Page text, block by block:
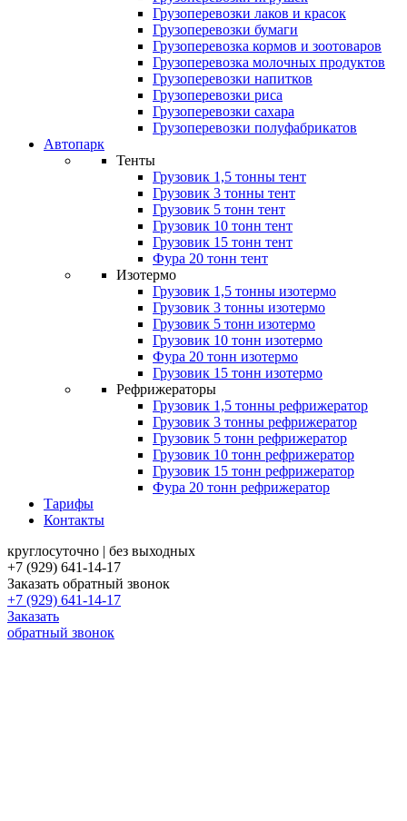
Грузоперевозки лаков и красок
Грузоперевозки бумаги
Грузоперевозка кормов и зоотоваров
Грузоперевозка молочных продуктов
Грузоперевозки напитков
Грузоперевозки риса
Грузоперевозки сахара
Грузоперевозки полуфабрикатов
Автопарк
Тенты
Грузовик 1,5 тонны тент
Грузовик 3 тонны тент
Грузовик 5 тонн тент
Грузовик 10 тонн тент
Грузовик 15 тонн тент
Фура 20 тонн тент
Изотермо
Грузовик 1,5 тонны изотермо
Грузовик 3 тонны изотермо
Грузовик 5 тонн изотермо
Грузовик 10 тонн изотермо
Фура 20 тонн изотермо
Грузовик 15 тонн изотермо
Рефрижераторы
Грузовик 1,5 тонны рефрижератор
Грузовик 3 тонны рефрижератор
Грузовик 5 тонн рефрижератор
Грузовик 10 тонн рефрижератор
Грузовик 15 тонн рефрижератор
Фура 20 тонн рефрижератор
Тарифы
Контакты
круглосуточно | без выходных
+7 (929) 641-14-17
Заказать обратный звонок
+7 (929) 641-14-17
Заказать
обратный звонок